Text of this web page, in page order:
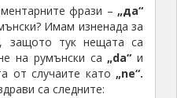
фрази – „да“
Имам изненада за
защото тук нещата са
на румънски са „da“ и
от случаите като „ne“.
са следните: